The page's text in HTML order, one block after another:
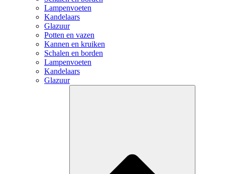
Lampenvoeten
Kandelaars
Glazuur
Potten en vazen
Kannen en kruiken
Schalen en borden
Lampenvoeten
Kandelaars
Glazuur